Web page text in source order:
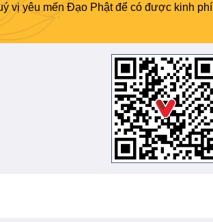
vị yêu mến Đạo Phật để có được kinh phí